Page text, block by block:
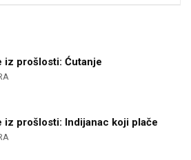
iz prošlosti: Ćutanje
iz prošlosti: Indijanac koji plače